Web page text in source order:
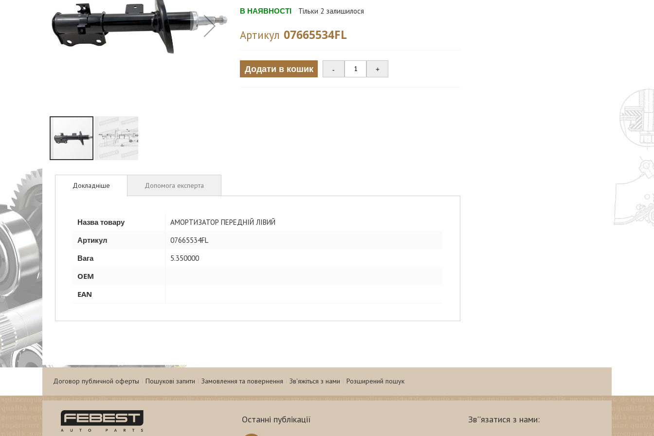
до
початку
В НАЯВНОСТІ Тільки 2 залишилося
Артикул 07665534FL
Додати в кошик - +
Докладніше
Назва товару АМОРТИЗАТОР ПЕРЕДНІЙ ЛІВИЙ
Артикул 07665534FL
Вага 5.350000
OEM
EAN
Допомога експерта
Договор публичной оферты Пошукові запити Замовлення та повернення Зв'яжіться з нами Розширений пошук
Останні публікації Зв''язатися з нами: